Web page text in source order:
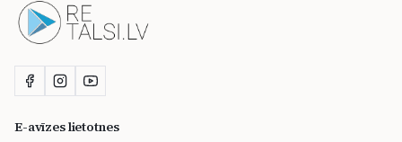
E-avīzes lietotnes